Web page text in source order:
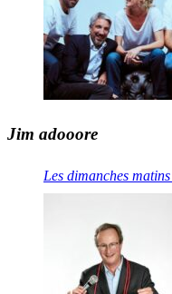
Jim adooore
Les dimanches